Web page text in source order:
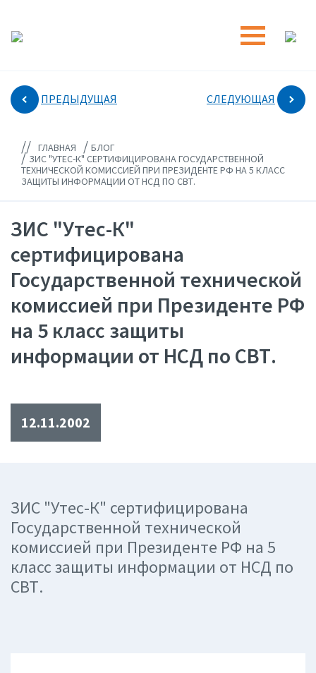
ПРЕДЫДУЩАЯ СЛЕДУЮЩАЯ
// ГЛАВНАЯ / БЛОГ
/ЗИС "УТЕС-К" СЕРТИФИЦИРОВАНА ГОСУДАРСТВЕННОЙ
ТЕХНИЧЕСКОЙ КОМИССИЕЙ ПРИ ПРЕЗИДЕНТЕ РФ НА 5 КЛАСС
ЗАЩИТЫ ИНФОРМАЦИИ ОТ НСД ПО СВТ.
ЗИС "Утес-К"
сертифицирована
Государственной технической
комиссией при Президенте РФ
на 5 класс защиты
информации от НСД по СВТ.
12.11.2002
ЗИС "Утес-К" сертифицирована
Государственной технической
комиссией при Президенте РФ на 5
класс защиты информации от НСД по
СВТ.